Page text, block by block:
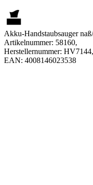
Akku-Handstaubsauger
Artikelnummer: 58160,
Herstellernummer: HV7144,
EAN: 4008146023538